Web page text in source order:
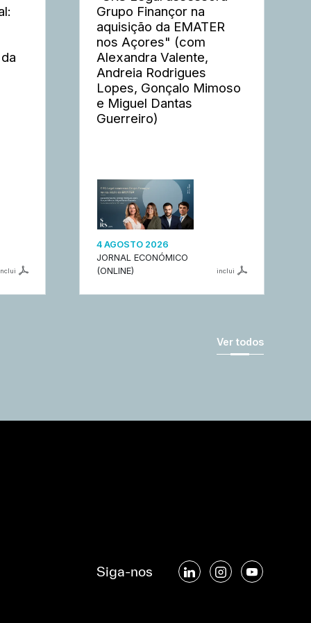
Grupo Finançor na
aquisição da EMATER
nos Açores" (com
Alexandra Valente,
Andreia Rodrigues
Lopes, Gonçalo Mimoso
e Miguel Dantas
Guerreiro)
4 AGOSTO 2026
JORNAL ECONÓMICO
(ONLINE)
inclui
Ver todos
Siga-nos